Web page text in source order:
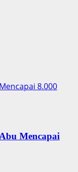
8.000
Mencapai